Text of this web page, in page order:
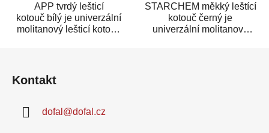
APP tvrdý lešticí
kotouč bílý je univerzální
molitanový lešticí kotouč
STARCHEM měkký leštící
kotouč černý je
univerzální molitanový
Kontakt
dofal @dofal.cz